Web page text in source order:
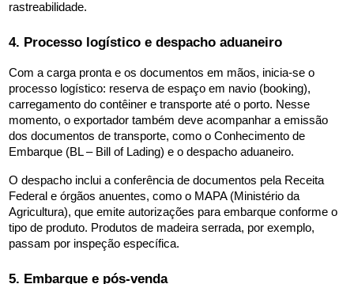
rastreabilidade.
4. Processo logístico e despacho aduaneiro
Com a carga pronta e os documentos em mãos, inicia-se o
processo logístico: reserva de espaço em navio (booking),
carregamento do contêiner e transporte até o porto. Nesse
momento, o exportador também deve acompanhar a emissão
dos documentos de transporte, como o Conhecimento de
Embarque (BL – Bill of Lading) e o despacho aduaneiro.
O despacho inclui a conferência de documentos pela Receita
Federal e órgãos anuentes, como o MAPA (Ministério da
Agricultura), que emite autorizações para embarque conforme o
tipo de produto. Produtos de madeira serrada, por exemplo,
passam por inspeção específica.
5. Embarque e pós-venda